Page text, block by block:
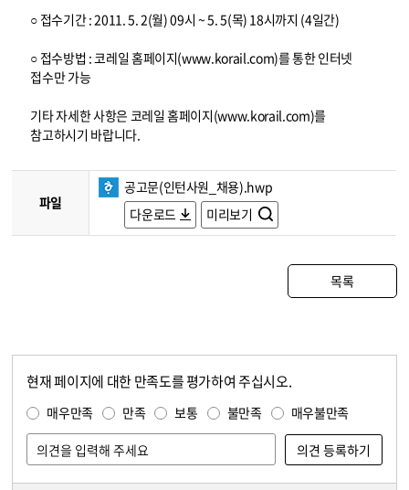
○ 접수기간 : 2011. 5. 2(월) 09시 ~ 5. 5(목) 18시까지 (4일간)
○ 접수방법 : 코레일 홈페이지(www.korail.com)를 통한 인터넷
접수만 가능
기타 자세한 사항은 코레일 홈페이지(www.korail.com)를
참고하시기 바랍니다.
파일
공고문(인턴사원_채용).hwp
다운로드
미리보기
목록
현재 페이지에 대한 만족도를 평가하여 주십시오.
매우만족 만족 보통 불만족 매우불만족